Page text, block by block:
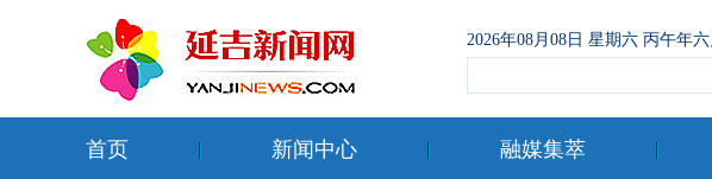
2026年08月08日 星期六 丙午年
首页 新闻中心 融媒集萃